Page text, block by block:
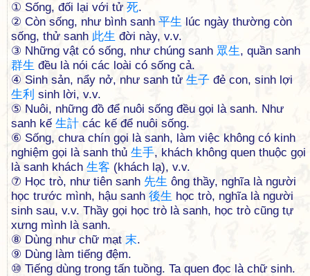
① Sống, đối lại với tử 死.
② Còn sống, như bình sanh 平生 lúc ngày thường còn
sống, thử sanh 此生 đời này, v.v.
③ Những vật có sống, như chúng sanh 眾生, quần sanh
群生 đều là nói các loài có sống cả.
④ Sinh sản, nẩy nở, như sanh tử 生子 đẻ con, sinh lợi
生利 sinh lời, v.v.
⑤ Nuôi, những đồ để nuôi sống đều gọi là sanh. Như
sanh kế 生計 các kế để nuôi sống.
⑥ Sống, chưa chín gọi là sanh, làm việc không có kinh
nghiệm gọi là sanh thủ 生手, khách không quen thuộc gọi
là sanh khách 生客 (khách lạ), v.v.
⑦ Học trò, như tiên sanh 先生 ông thầy, nghĩa là người
học trước mình, hậu sanh 後生 học trò, nghĩa là người
sinh sau, v.v. Thầy gọi học trò là sanh, học trò cũng tự
xưng mình là sanh.
⑧ Dùng như chữ mạt 末.
⑨ Dùng làm tiếng đệm.
⑩ Tiếng dùng trong tấn tuồng. Ta quen đọc là chữ sinh.